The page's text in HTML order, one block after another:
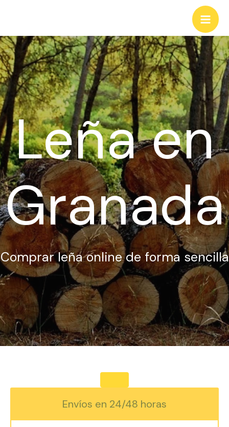
contenido
Leña en
Granada
Comprar leña online de forma sencilla
Envíos en 24/48 horas